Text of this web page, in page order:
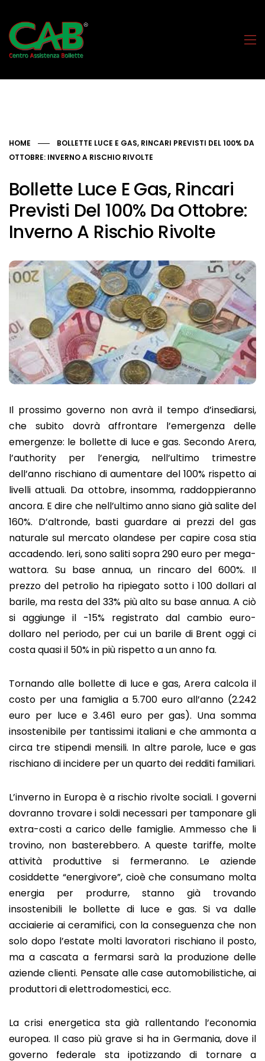
HOME
BOLLETTE LUCE E GAS, RINCARI PREVISTI DEL 100% DA
OTTOBRE: INVERNO A RISCHIO RIVOLTE
Bollette Luce E Gas, Rincari
Previsti Del 100% Da Ottobre:
Inverno A Rischio Rivolte
Il prossimo governo non avrà il tempo d’insediarsi,
che subito dovrà affrontare l’emergenza delle
emergenze: le bollette di luce e gas. Secondo Arera,
l’authority per l’energia, nell’ultimo trimestre
dell’anno rischiano di aumentare del 100% rispetto ai
livelli attuali. Da ottobre, insomma, raddoppieranno
ancora. E dire che nell’ultimo anno siano già salite del
160%. D’altronde, basti guardare ai prezzi del gas
naturale sul mercato olandese per capire cosa stia
accadendo. Ieri, sono saliti sopra 290 euro per mega-
wattora. Su base annua, un rincaro del 600%. Il
prezzo del petrolio ha ripiegato sotto i 100 dollari al
barile, ma resta del 33% più alto su base annua. A ciò
si aggiunge il -15% registrato dal cambio euro-
dollaro nel periodo, per cui un barile di Brent oggi ci
costa quasi il 50% in più rispetto a un anno fa.
Tornando alle bollette di luce e gas, Arera calcola il
costo per una famiglia a 5.700 euro all’anno (2.242
euro per luce e 3.461 euro per gas). Una somma
insostenibile per tantissimi italiani e che ammonta a
circa tre stipendi mensili. In altre parole, luce e gas
rischiano di incidere per un quarto dei redditi familiari.
L’inverno in Europa è a rischio rivolte sociali. I governi
dovranno trovare i soldi necessari per tamponare gli
extra-costi a carico delle famiglie. Ammesso che li
trovino, non basterebbero. A queste tariffe, molte
attività produttive si fermeranno. Le aziende
cosiddette “energivore”, cioè che consumano molta
energia per produrre, stanno già trovando
insostenibili le bollette di luce e gas. Si va dalle
acciaierie ai ceramifici, con la conseguenza che non
solo dopo l’estate molti lavoratori rischiano il posto,
ma a cascata a fermarsi sarà la produzione delle
aziende clienti. Pensate alle case automobilistiche, ai
produttori di elettrodomestici, ecc.
La crisi energetica sta già rallentando l’economia
europea. Il caso più grave si ha in Germania, dove il
governo federale sta ipotizzando di tornare a